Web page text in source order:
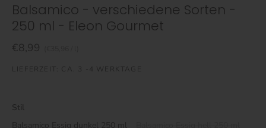
Balsamico - verschiedene Sorten -
250 ml - Eleon Gourmet
€8,99
LIEFERZEIT: CA. 3 -4 WERKTAGE
Stil
Balsamico Essig dunkel 250 ml